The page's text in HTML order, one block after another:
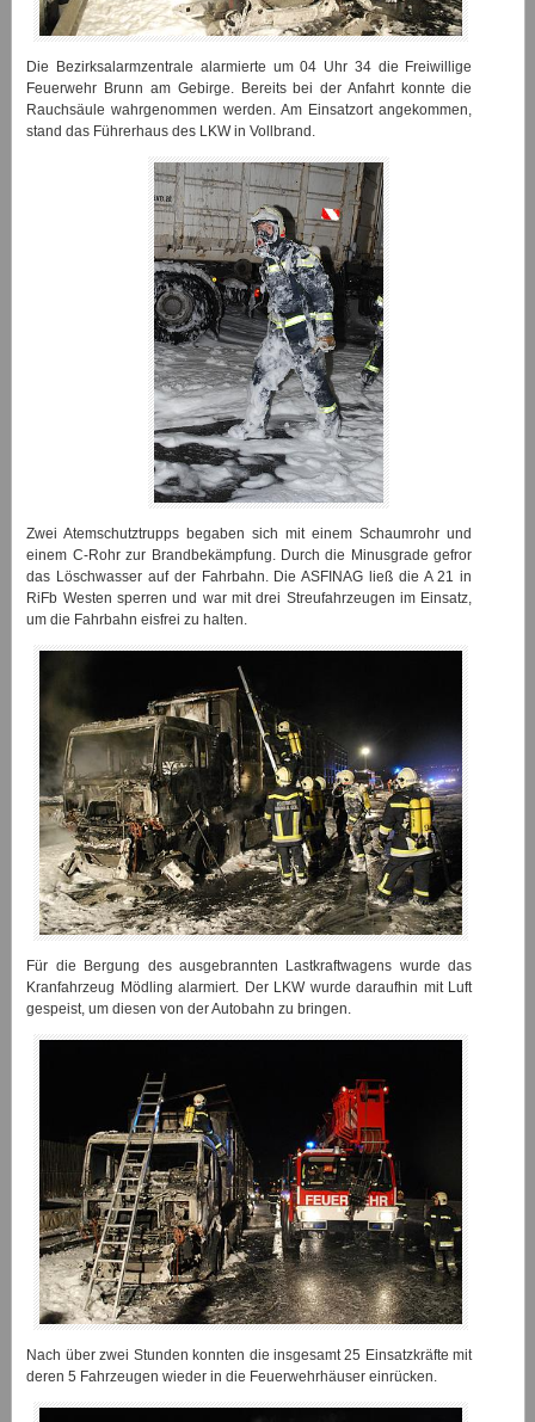
Die Bezirksalarmzentrale alarmierte um 04 Uhr 34 die Freiwillige
Feuerwehr Brunn am Gebirge. Bereits bei der Anfahrt konnte die
Rauchsäule wahrgenommen werden. Am Einsatzort angekommen,
stand das Führerhaus des LKW in Vollbrand.
Zwei Atemschutztrupps begaben sich mit einem Schaumrohr und
einem C-Rohr zur Brandbekämpfung. Durch die Minusgrade gefror
das Löschwasser auf der Fahrbahn. Die ASFINAG ließ die A 21 in
RiFb Westen sperren und war mit drei Streufahrzeugen im Einsatz,
um die Fahrbahn eisfrei zu halten.
Für die Bergung des ausgebrannten Lastkraftwagens wurde das
Kranfahrzeug Mödling alarmiert. Der LKW wurde daraufhin mit Luft
gespeist, um diesen von der Autobahn zu bringen.
Nach über zwei Stunden konnten die insgesamt 25 Einsatzkräfte mit
deren 5 Fahrzeugen wieder in die Feuerwehrhäuser einrücken.